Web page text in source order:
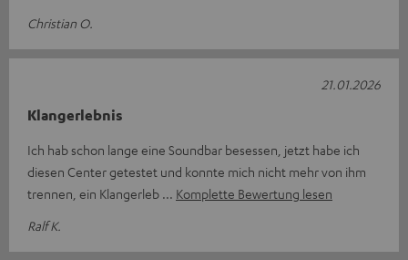
Christian O.
Klangerlebnis
Ich hab schon lange eine Soundbar besessen, jetzt habe ich
diesen Center getestet und konnte mich nicht mehr von ihm
trennen, ein Klangerleb
Komplette Bewertung lesen
Ralf K.
21.01.2026